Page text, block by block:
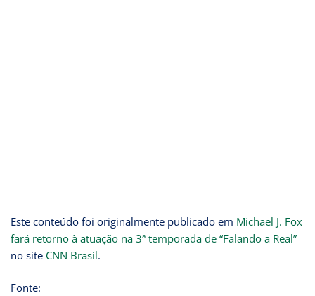
Este conteúdo foi originalmente publicado em Michael J. Fox
fará retorno à atuação na 3ª temporada de “Falando a Real”
no site CNN Brasil.
Fonte: